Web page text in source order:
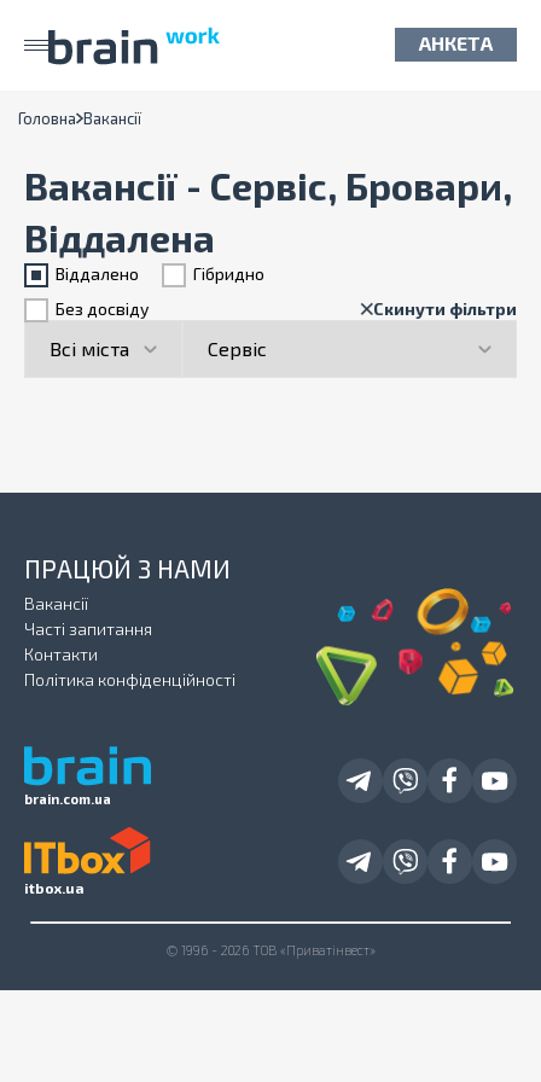
АНКЕТА
Головна Вакансії
Вакансії - Сервіс, Бровари,
Віддалена
Віддалено
Гiбридно
Без досвіду
Скинути фільтри
brain.com.ua
ПРАЦЮЙ З НАМИ
Вакансії
Часті запитання
Контакти
Політика конфіденційності
itbox.ua
© 1996 - 2026 ТОВ «Приватінвест»